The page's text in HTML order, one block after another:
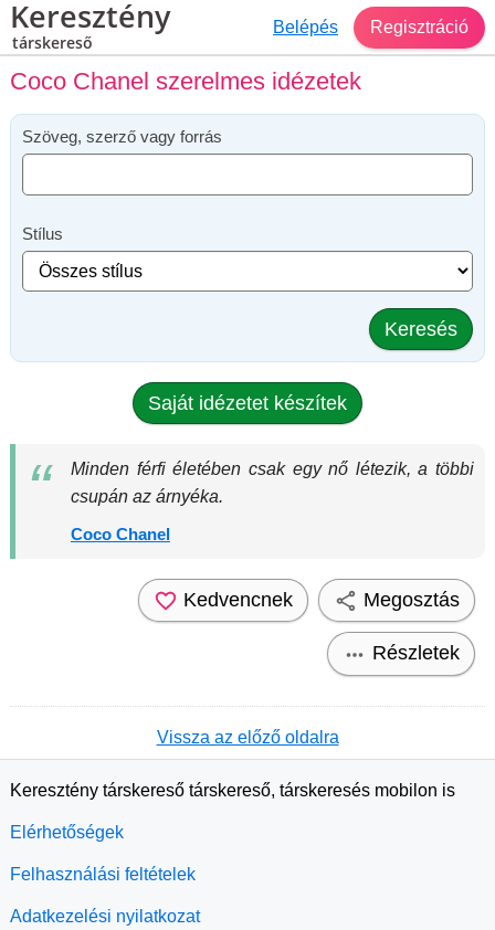
Keresztény
társkereső
Belépés Regisztráció
Coco Chanel szerelmes idézetek
Szöveg, szerző vagy forrás
Stílus
Keresés
Saját idézetet készítek
Minden férfi életében csak egy nő létezik, a többi
csupán az árnyéka.
Coco Chanel
Kedvencnek Megosztás
Részletek
Vissza az előző oldalra
Keresztény társkereső társkereső, társkeresés mobilon is
Elérhetőségek
Felhasználási feltételek
Adatkezelési nyilatkozat